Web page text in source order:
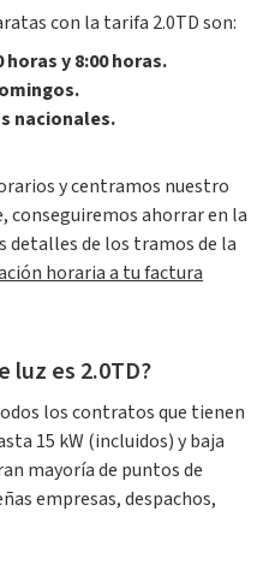
con la tarifa 2.0TD son:
horas y 8:00 horas.
nacionales.
y centramos nuestro
conseguiremos ahorrar en la
detalles de los tramos de la
horaria a tu factura
luz es 2.0TD?
los contratos que tienen
15 kW (incluidos) y baja
mayoría de puntos de
empresas, despachos,